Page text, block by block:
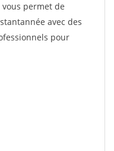
permet de
avec des
pour